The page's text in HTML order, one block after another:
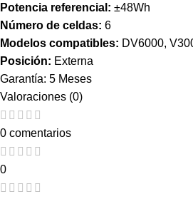
Potencia referencial: ±48Wh
Número de celdas: 6
Modelos compatibles: DV6000,
Posición: Externa
Garantía: 5 Meses
Valoraciones (0)
0 comentarios
0